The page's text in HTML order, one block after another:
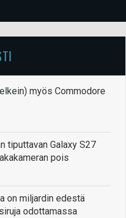
myös Commodore
tiputtavan Galaxy S27
pois
on miljardin edestä
odottamassa